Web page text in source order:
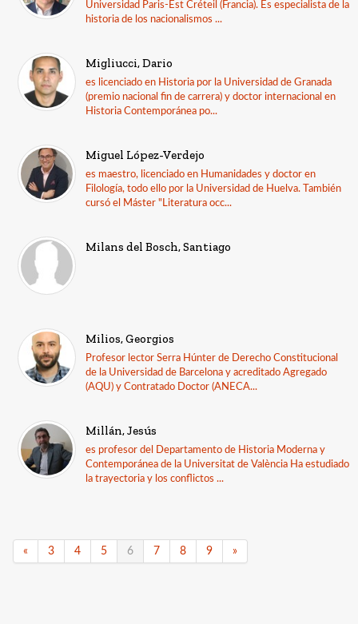
Universidad Paris-Est Créteil (Francia). Es especialista de la
historia de los nacionalismos ...
Migliucci, Dario
es licenciado en Historia por la Universidad de Granada
(premio nacional fin de carrera) y doctor internacional en
Historia Contemporánea po...
Miguel López-Verdejo
es maestro, licenciado en Humanidades y doctor en
Filología, todo ello por la Universidad de Huelva. También
cursó el Máster "Literatura occ...
Milans del Bosch, Santiago
Milios, Georgios
Profesor lector Serra Húnter de Derecho Constitucional
de la Universidad de Barcelona y acreditado Agregado
(AQU) y Contratado Doctor (ANECA...
Millán, Jesús
es profesor del Departamento de Historia Moderna y
Contemporánea de la Universitat de València Ha estudiado
la trayectoria y los conflictos ...
« 3 4 5 6 7 8 9 »